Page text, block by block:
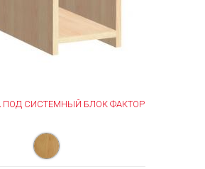
ПОД СИСТЕМНЫЙ БЛОК ФАКТОР